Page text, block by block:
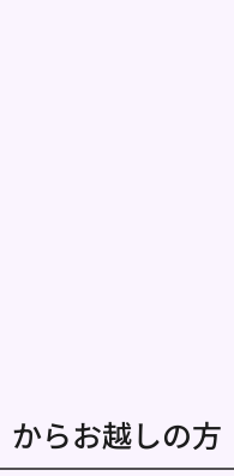
からお越しの方